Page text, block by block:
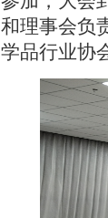
和理事会负
学品行业协